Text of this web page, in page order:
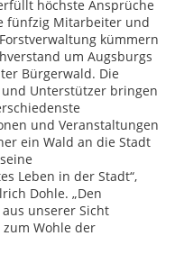
höchste Ansprüche
fünfzig Mitarbeiter und
kümmern
um Augsburgs
Bürgerwald. Die
Unterstützer bringen
und Veranstaltungen
ein Wald an die Stadt
Leben in der Stadt“,
Dohle. „Den
unserer Sicht
Wohle der